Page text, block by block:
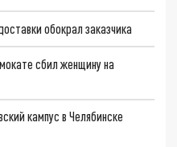
обокрал заказчика
сбил женщину на
кампус в Челябинске